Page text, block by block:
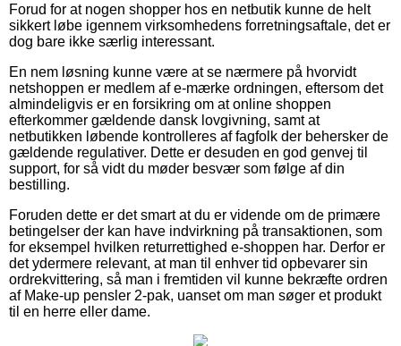
Forud for at nogen shopper hos en netbutik kunne de helt
sikkert løbe igennem virksomhedens forretningsaftale, det er
dog bare ikke særlig interessant.
En nem løsning kunne være at se nærmere på hvorvidt
netshoppen er medlem af e-mærke ordningen, eftersom det
almindeligvis er en forsikring om at online shoppen
efterkommer gældende dansk lovgivning, samt at
netbutikken løbende kontrolleres af fagfolk der behersker de
gældende regulativer. Dette er desuden en god genvej til
support, for så vidt du møder besvær som følge af din
bestilling.
Foruden dette er det smart at du er vidende om de primære
betingelser der kan have indvirkning på transaktionen, som
for eksempel hvilken returrettighed e-shoppen har. Derfor er
det ydermere relevant, at man til enhver tid opbevarer sin
ordrekvittering, så man i fremtiden vil kunne bekræfte ordren
af Make-up pensler 2-pak, uanset om man søger et produkt
til en herre eller dame.